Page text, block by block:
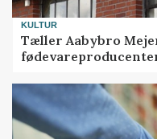
KULTUR
Tæller Aabybro